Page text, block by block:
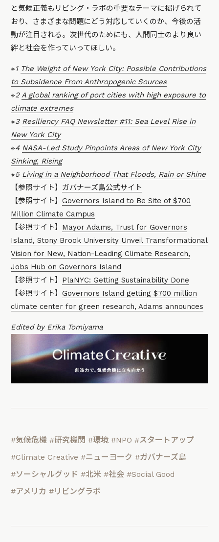
と気候正義もリビング・ラボの重要なテーマに掲げられて
おり、さまざまな問題にどう対応していくのか、今後の活
動が注目される。次世代のためにも、人間同士のより良い
絆と社会を作っていってほしい。
※1 The Weight of New York City: Possible Contributions
to Subsidence From Anthropogenic Sources
※2A global ranking of port cities with high exposure to
climate extremes
※3 Resiliency FAQ Newsletter #11: Sea Level Rise in
New York City
※4 NASA-Led Study Pinpoints Areas of New York City
Sinking, Rising
※5 Living in a Neighborhood That Floods, Rain or Shine
【参照サイト】 ガバナーズ島公式サイト
【参照サイト】Governors Island to Be Site of $700
Million Climate Campus
【参照サイト】 Mayor Adams, Trust for Governors
Island, Stony Brook University Unveil Transformational
Vision for New, Nation-Leading Climate Research,
Jobs Hub on Governors Island
【参照サイト】 PlaNYC: Getting Sustainability Done
【参照サイト】Governors Island getting $700 million
climate center for green research, Adams announces
Edited by Erika Tomiyama
#気候危機 #研究機関 #環境 #NPO #スタートアップ
#Climate Creative #ニューヨーク #ガバナーズ島
#ソーシャルグッド #北米 #社会 #Social Good
#アメリカ #リビングラボ